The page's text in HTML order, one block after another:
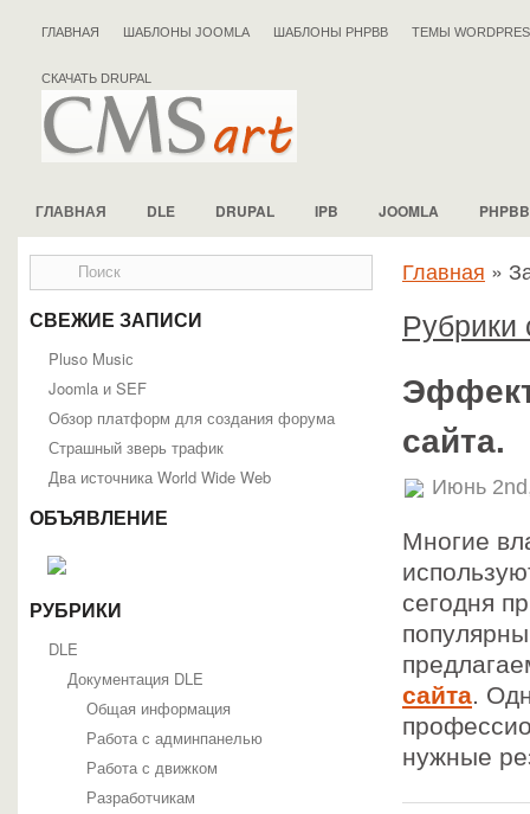
ГЛАВНАЯ ШАБЛОНЫ JOOMLA ШАБЛОНЫ PHPBB ТЕМЫ
СКАЧАТЬ DRUPAL
ГЛАВНАЯ DLE DRUPAL IPB JOOMLA PHPBB
СВЕЖИЕ ЗАПИСИ
Pluso Musiс
Joomla и SEF
Обзор платформ для создания форума
Страшный зверь трафик
Два источника World Wide Web
ОБЪЯВЛЕНИЕ
РУБРИКИ
DLE
Документация DLE
Общая информация
Работа с админпанелью
Работа с движком
Разработчикам
Главная »
Рубрики
сайта.
Июнь
Многие
сегодня
сайта.
нужные